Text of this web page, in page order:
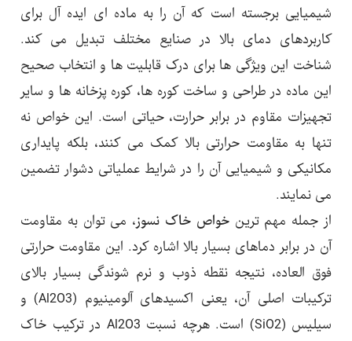
شیمیایی برجسته است که آن را به ماده ای ایده آل برای
کاربردهای دمای بالا در صنایع مختلف تبدیل می کند.
شناخت این ویژگی ها برای درک قابلیت ها و انتخاب صحیح
این ماده در طراحی و ساخت کوره ها، کوره پزخانه ها و سایر
تجهیزات مقاوم در برابر حرارت، حیاتی است. این خواص نه
تنها به مقاومت حرارتی بالا کمک می کنند، بلکه پایداری
مکانیکی و شیمیایی آن را در شرایط عملیاتی دشوار تضمین
می نمایند.
از جمله مهم ترینخواص خاک نسوز، می توان به مقاومت
آن در برابر دماهای بسیار بالا اشاره کرد. این مقاومت حرارتی
فوق العاده، نتیجه نقطه ذوب و نرم شوندگی بسیار بالای
ترکیبات اصلی آن، یعنی اکسیدهای آلومینیوم (Al2O3) و
سیلیس (SiO2) است. هرچه نسبت Al2O3 در ترکیب خاک